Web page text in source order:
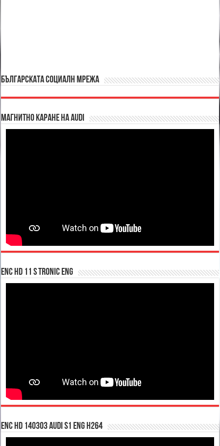
БЪЛГАРСКАТА СОЦИАЛН МРЕЖА
Магнитно каране на Audi
enc hd 11 S tronic ENG
enc hd 140303 Audi S1 ENG H264